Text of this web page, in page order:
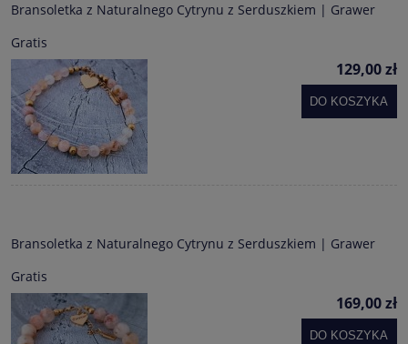
Bransoletka z Naturalnego Cytrynu z Serduszkiem | Grawer
Gratis
129,00 zł
DO KOSZYKA
Bransoletka z Naturalnego Cytrynu z Serduszkiem | Grawer
Gratis
169,00 zł
DO KOSZYKA